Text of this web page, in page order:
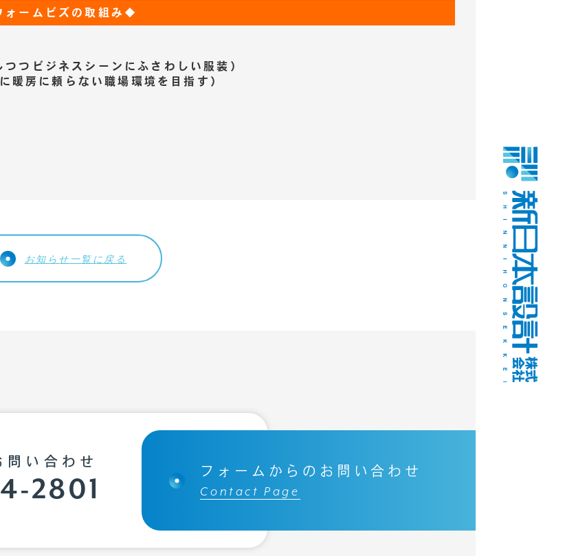
会社概要
リクルート
ームビズの取組み◆
つつビジネスシーンにふさわしい服装）
暖房に頼らない職場環境を目指す）
お知らせ一覧に戻る
問い合わせ
2801
フォームからのお問い合わせ
Contact Page